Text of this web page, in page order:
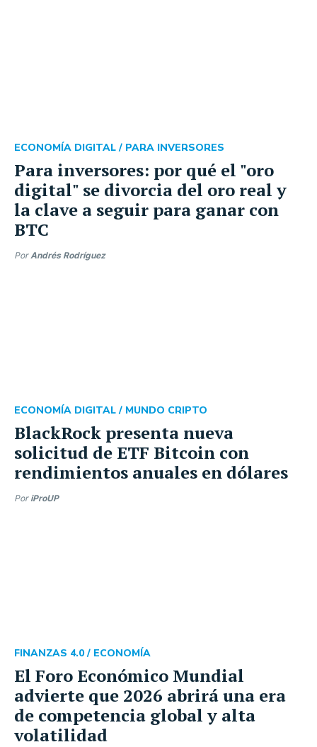
Para inversores: por qué el "oro
digital" se divorcia del oro real y
la clave a seguir para ganar con
BTC
ECONOMÍA DIGITAL / PARA INVERSORES
PorAndrés Rodríguez
BlackRock presenta nueva
solicitud de ETF Bitcoin con
rendimientos anuales en dólares
ECONOMÍA DIGITAL / MUNDO CRIPTO
Por iProUP
El Foro Económico Mundial
advierte que 2026 abrirá una era
de competencia global y alta
volatilidad
FINANZAS 4.0 / ECONOMÍA